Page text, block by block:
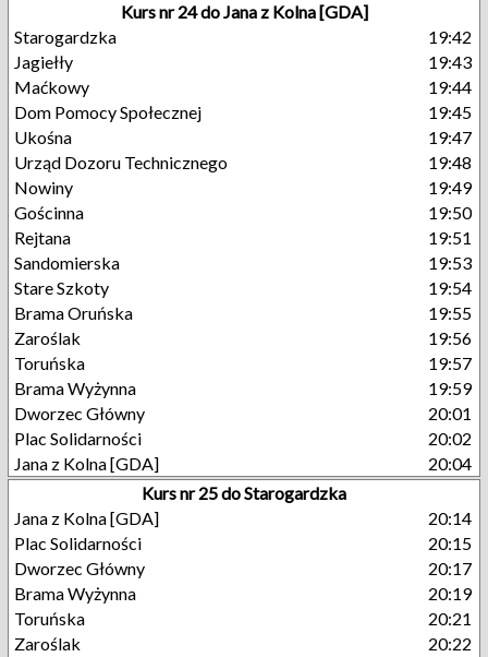
Kurs nr 24 do Jana z Kolna [GDA]
Starogardzka
19:42
Jagiełły
19:43
Maćkowy
19:44
Dom Pomocy Społecznej
19:45
Ukośna
19:47
Urząd Dozoru Technicznego
19:48
Nowiny
19:49
Gościnna
19:50
Rejtana
19:51
Sandomierska
19:53
Stare Szkoty
19:54
Brama Oruńska
19:55
Zaroślak
19:56
Toruńska
19:57
Brama Wyżynna
19:59
Dworzec Główny
20:01
Plac Solidarności
20:02
Jana z Kolna [GDA]
20:04
Kurs nr 25 do Starogardzka
Jana z Kolna [GDA]
20:14
Plac Solidarności
20:15
Dworzec Główny
20:17
Brama Wyżynna
20:19
Toruńska
20:21
Zaroślak
20:22